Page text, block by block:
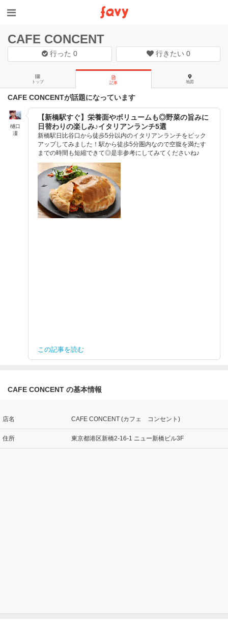
CAFE CONCENT
行った0 行きたい 0
トップ 記事 地図
CAFE CONCENTが話題になっています
樋口
凜
【新橋駅すぐ】栄養面やボリュームも◎野菜の旨みに
日替わりの楽しみ♪イタリアンランチ5選
新橋駅日比谷口から徒歩5分以内のイタリアンランチをピック
アップしてみました！駅から徒歩5分圏内なので空腹を満たす
までの時間も短縮できて◎是非参考にしてみてくださいね♪
この記事を読む
CAFE CONCENT の基本情報
店名 CAFE CONCENT (カフェ コンセント)
住所 東京都港区新橋2-16-1 ニュー新橋ビル3F